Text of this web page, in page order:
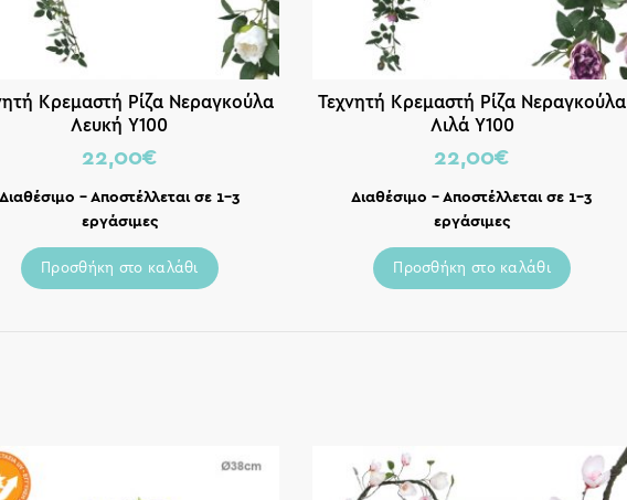
Κρεμαστή Ρίζα Νεραγκούλα
Λευκή Υ100
22,00€
Διαθέσιμο – Αποστέλλεται σε 1-3
εργάσιμες
Προσθήκη στο καλάθι
Τεχνητή Κρεμαστή Ρίζα Νεραγκούλα
Λιλά Υ100
22,00€
Διαθέσιμο – Αποστέλλεται σε 1-3
εργάσιμες
Προσθήκη στο καλάθι